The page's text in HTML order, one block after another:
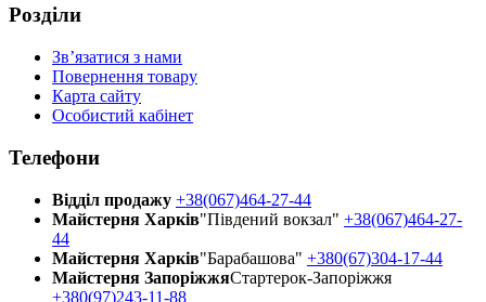
Розділи
Зв’язатися з нами
Повернення товару
Карта сайту
Особистий кабінет
Телефони
Відділ продажу +38(067)464-27-44
Майстерня Харків"Південий вокзал" +38(067)464-27-
44
Майстерня Харків"Барабашова" +380(67)304-17-44
Майстерня ЗапоріжжяСтартерок-Запоріжжя
+380(97)243-11-88